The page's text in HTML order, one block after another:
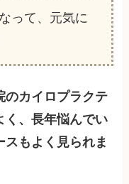
って、元気に
のカイロプラクテ
く、長年悩んでい
もよく見られま